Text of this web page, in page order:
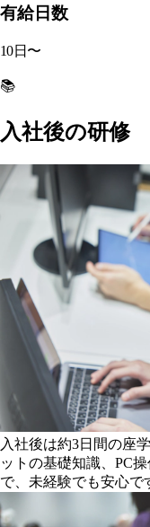
有給日数
10日〜
📚
入社後の研修
入社後は約3日間の座
ットの基礎知識、PC
で、未経験でも安心で